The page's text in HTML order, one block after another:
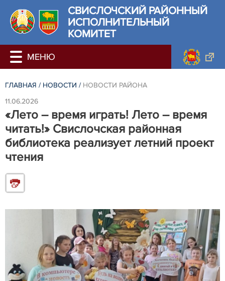
СВИСЛОЧСКИЙ РАЙОННЫЙ
ИСПОЛНИТЕЛЬНЫЙ
КОМИТЕТ
ГЛАВНАЯ / НОВОСТИ / НОВОСТИ РАЙОНА
11.06.2026
«Лето – время играть! Лето – время
читать!» Свислочская районная
библиотека реализует летний проект
чтения